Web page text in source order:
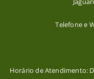
Telefone e
Horário de Atendimento: